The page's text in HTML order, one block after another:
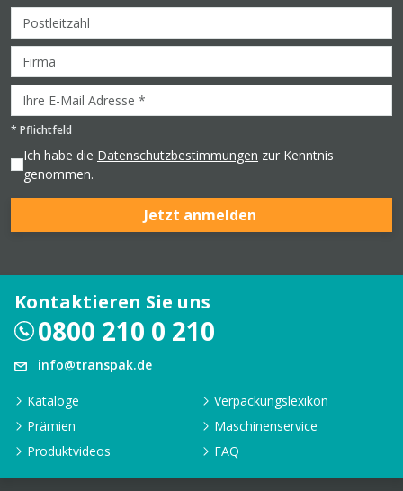
* Pflichtfeld
Ich habe die Datenschutzbestimmungen zur Kenntnis
genommen.
Jetzt anmelden
Kontaktieren Sie uns
0800 210 0 210
info@transpak.de
Kataloge
Verpackungslexikon
Prämien
Maschinenservice
Produktvideos
FAQ